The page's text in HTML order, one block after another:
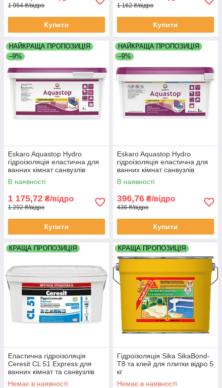
1 954 ₴/відро
Купити
1 162 ₴/відро
Купити
НАЙКРАЩА ПРОПОЗИЦІЯ
–9%
Eskaro Aquastop Hydro
гідроізоляція еластична для
ванних кімнат санвузлів
душових кабін піддону відро
4 кг
В наявності
1 175,72 ₴/відро
1 292 ₴/відро
Купити
НАЙКРАЩА ПРОПОЗИЦІЯ
–9%
Eskaro Aquastop Hydro
гідроізоляція еластична для
ванних кімнат санвузлів
душових кабін піддону відро
1 кг
В наявності
396,76 ₴/відро
436 ₴/відро
Купити
КРАЩА ПРОПОЗИЦІЯ
Еластична гідроізоляція
Ceresit CL 51 Express для
ванних кімнат та санвузлів
відро 14 кг
Немає в наявності
КРАЩА ПРОПОЗИЦІЯ
Гідроізоляція Sika SikaBond-
T8 та клей для плитки відро 5
кг
Немає в наявності